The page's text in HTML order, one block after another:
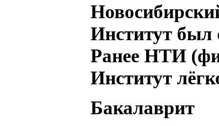
Институт был
Ранее НТИ
Институт
Бакалаврит